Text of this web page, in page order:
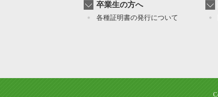
卒業生の方へ
各種証明書の発行について